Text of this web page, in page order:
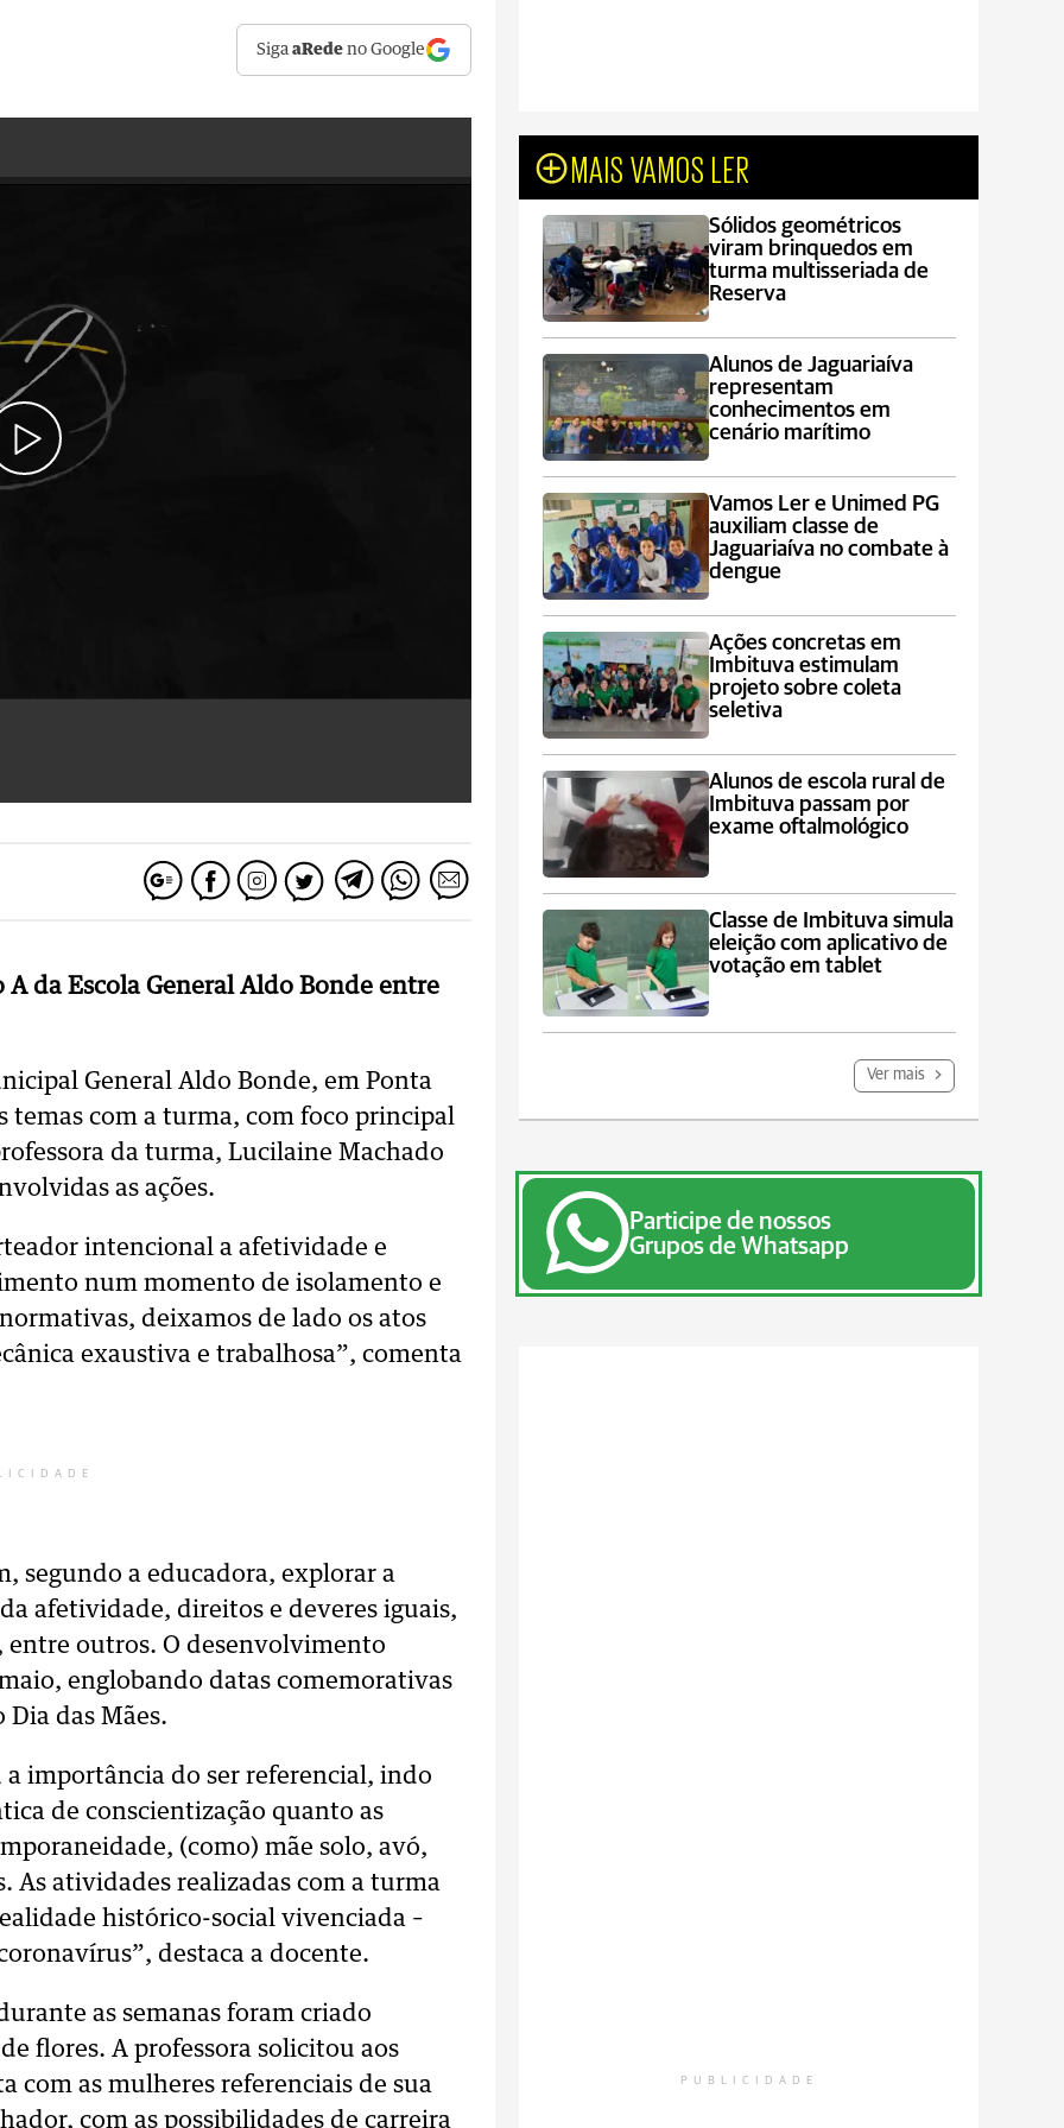
SigaaRede no Google
da Escola General Aldo Bonde entre
General Aldo Bonde, em Ponta
temas com a turma, com foco principal
da turma, Lucilaine Machado
as ações.
intencional a afetividade e
num momento de isolamento e
deixamos de lado os atos
exaustiva e trabalhosa”, comenta
segundo a educadora, explorar a
afetividade, direitos e deveres iguais,
outros. O desenvolvimento
englobando datas comemorativas
das Mães.
importância do ser referencial, indo
de conscientização quanto as
(como) mãe solo, avó,
atividades realizadas com a turma
histórico-social vivenciada –
destaca a docente.
as semanas foram criado
flores. A professora solicitou aos
com as mulheres referenciais de sua
com as possibilidades de carreira
MAIS VAMOS LER
Sólidos geométricos
viram brinquedos em
turma multisseriada de
Reserva
Alunos de Jaguariaíva
representam
conhecimentos em
cenário marítimo
Vamos Ler e Unimed PG
auxiliam classe de
Jaguariaíva no combate à
dengue
Ações concretas em
Imbituva estimulam
projeto sobre coleta
seletiva
Alunos de escola rural de
Imbituva passam por
exame oftalmológico
Classe de Imbituva simula
eleição com aplicativo de
votação em tablet
Ver mais
Participe de nossos
Grupos de Whatsapp
PUBLICIDADE